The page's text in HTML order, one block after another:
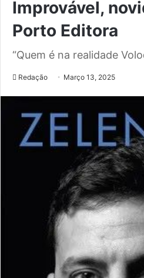
Improvável,
Porto Editora
“Quem é na realidade
Redação Março 13, 2025